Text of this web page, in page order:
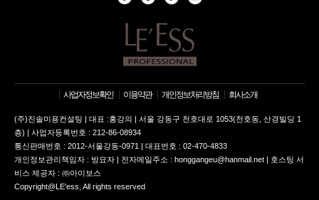
사업자정보확인 이용약관 개인정보처리방침 회사소개
(주)진솔미용컨설팅 | 대표 :홍강의 | 서울 강동구 천호대로 1053(천호동, 산경빌딩 1
층) | 사업자등록번호 : 212-86-08934
통신판매번호 : 2012-서울강동-0971 | 대표번호 : 02-470-4833
개인정보관리책임자 : 방묘자 | 전자메일주소 : honggangeu@hanmail.net | 호스팅 서
비스 제공자 : ㈜아이보스
Copyright@LE'ess, All rights reserved